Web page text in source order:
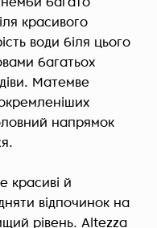
багато
красивого
води біля цього
багатьох
Матемве
напрямок
красиві й
відпочинок на
рівень. Altezza